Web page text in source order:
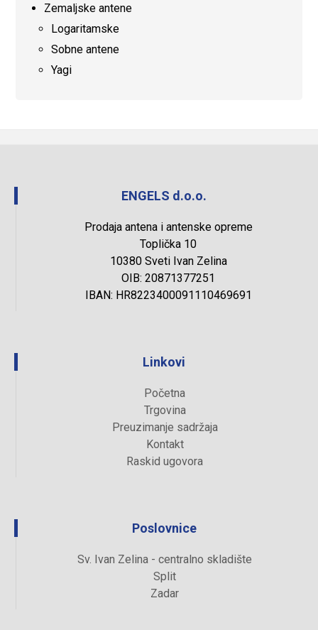
Zemaljske antene
Logaritamske
Sobne antene
Yagi
ENGELS d.o.o.
Prodaja antena i antenske opreme
Toplička 10
10380 Sveti Ivan Zelina
OIB: 20871377251
IBAN: HR8223400091110469691
Linkovi
Početna
Trgovina
Preuzimanje sadržaja
Kontakt
Raskid ugovora
Poslovnice
Sv. Ivan Zelina - centralno skladište
Split
Zadar